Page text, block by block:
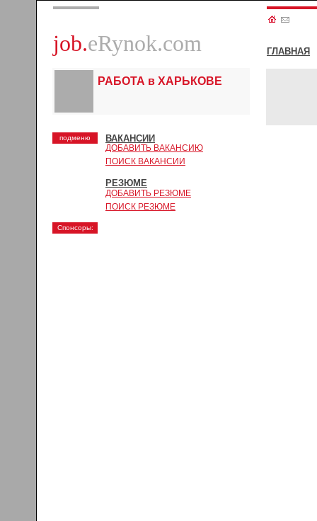
job.eRynok.com ГЛАВНАЯ
РАБОТА в ХАРЬКОВЕ
подменю ВАКАНСИИ
ДОБАВИТЬ ВАКАНСИЮ
ПОИСК ВАКАНСИИ
РЕЗЮМЕ
ДОБАВИТЬ РЕЗЮМЕ
ПОИСК РЕЗЮМЕ
Спонсоры: